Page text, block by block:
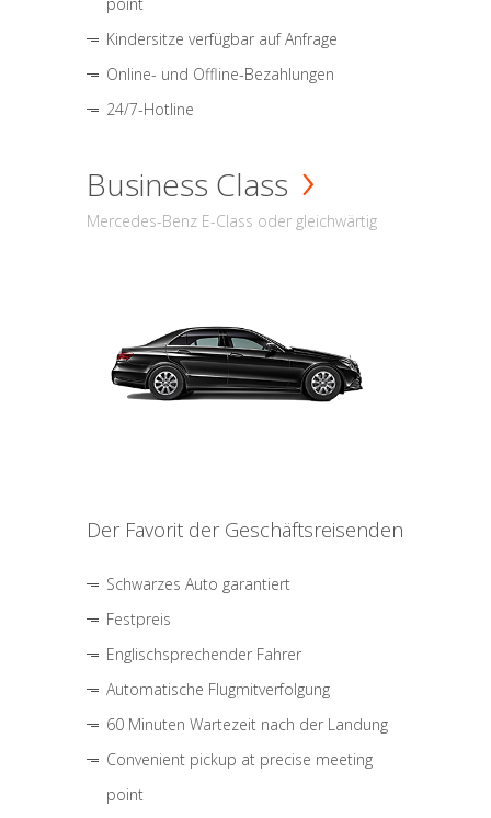
Kindersitze verfügbar auf Anfrage
Online- und Offline-Bezahlungen
24/7-Hotline
Business Class
Mercedes-Benz E-Class oder gleichwärtig
Der Favorit der Geschäftsreisenden
Schwarzes Auto garantiert
Festpreis
Englischsprechender Fahrer
Automatische Flugmitverfolgung
60 Minuten Wartezeit nach der Landung
Convenient pickup at precise meeting
point